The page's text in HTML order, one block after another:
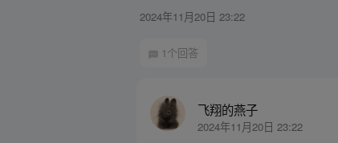
2024年11月20日 23:22
1个回答
飞翔的燕子
2024年11月20日 23:22